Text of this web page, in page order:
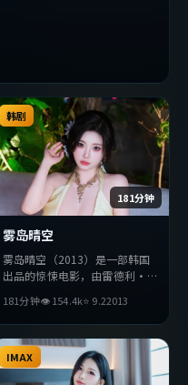
181分钟
韩剧
雾岛晴空
雾岛晴空（2013）是一部韩国
出品的惊悚电影，由雷德利·
基里安·墨菲等主演。影片在
叙事与视听上力求突破，探讨人
性与抉择，节奏张弛有度，适合
喜欢该类型的观众完整观看。
181分钟👁154.4k⭐ 9.22013
IMAX